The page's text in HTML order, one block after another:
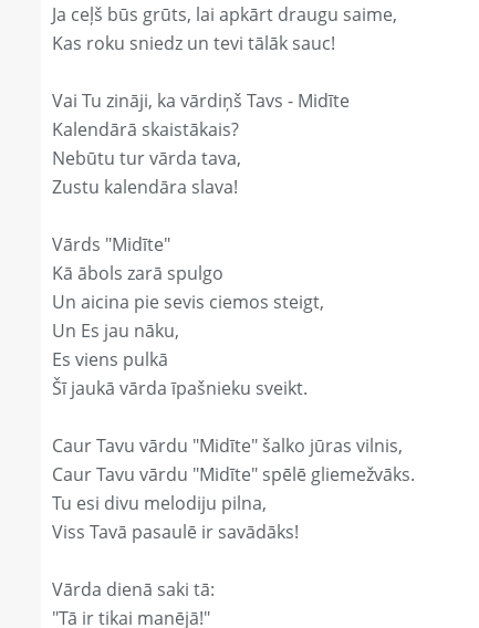
Ja ceļš būs grūts, lai apkārt draugu saime,
Kas roku sniedz un tevi tālāk sauc!
Vai Tu zināji, ka vārdiņš Tavs - Midīte
Kalendārā skaistākais?
Nebūtu tur vārda tava,
Zustu kalendāra slava!
Vārds "Midīte"
Kā ābols zarā spulgo
Un aicina pie sevis ciemos steigt,
Un Es jau nāku,
Es viens pulkā
Šī jaukā vārda īpašnieku sveikt.
Caur Tavu vārdu "Midīte" šalko jūras vilnis,
Caur Tavu vārdu "Midīte" spēlē gliemežvāks.
Tu esi divu melodiju pilna,
Viss Tavā pasaulē ir savādāks!
Vārda dienā saki tā:
"Tā ir tikai manējā!"